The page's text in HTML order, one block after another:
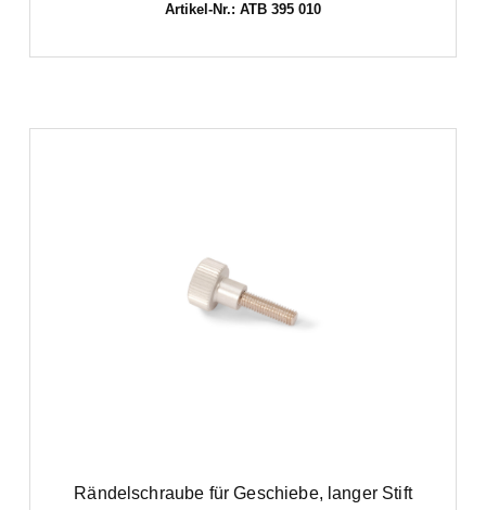
Artikel-Nr.: ATB 395 010
Rändelschraube für Geschiebe, langer Stift